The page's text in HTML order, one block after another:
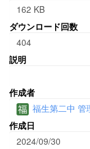
162 KB
ダウンロード回数
404
説明
作成者
福生第二中 管
作成日
2024/09/30